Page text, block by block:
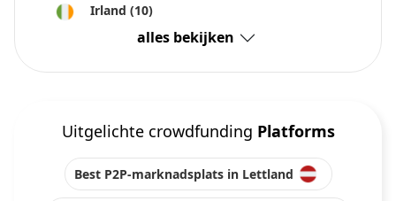
Irland (10)
alles bekijken
Uitgelichte crowdfunding Platforms
Best P2P-marknadsplats in Lettland